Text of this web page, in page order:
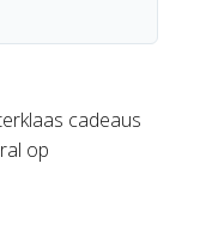
cadeaus
op